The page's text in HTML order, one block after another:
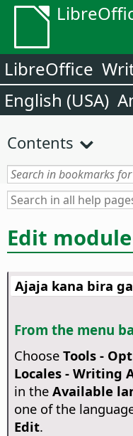
LibreOffice
English (USA)
Contents
Edit module
Ajaja kana bira
From the menu
Choose Tools -
Locales - Writing
in the Available
one of the
Edit.